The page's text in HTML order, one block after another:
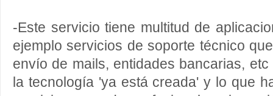
-Este servicio tiene multitud de
ejemplo servicios de soporte técnico
envío de mails, entidades bancarias,
la tecnología 'ya está creada' y lo que